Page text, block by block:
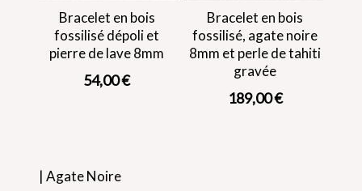
Bracelet en bois
fossilisé dépoli et
pierre de lave 8mm
54,00€
Bracelet en bois
fossilisé, agate noire
8mm et perle de tahiti
gravée
189,00€
| Agate Noire